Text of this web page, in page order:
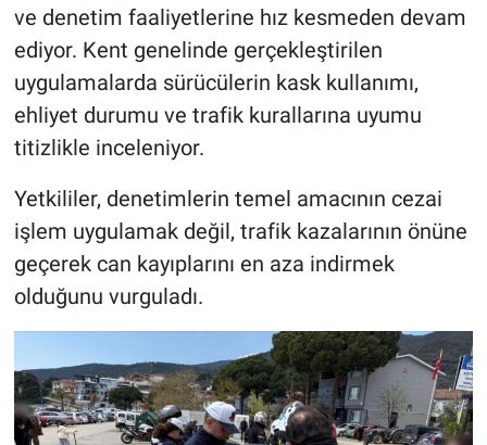
ve denetim faaliyetlerine hız kesmeden devam
ediyor. Kent genelinde gerçekleştirilen
uygulamalarda sürücülerin kask kullanımı,
ehliyet durumu ve trafik kurallarına uyumu
titizlikle inceleniyor.
Yetkililer, denetimlerin temel amacının cezai
işlem uygulamak değil, trafik kazalarının önüne
geçerek can kayıplarını en aza indirmek
olduğunu vurguladı.